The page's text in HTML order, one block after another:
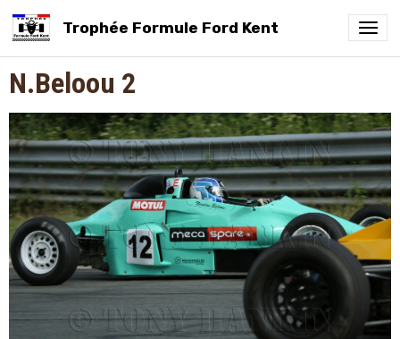
Trophée Formule Ford Kent
N.Beloou 2